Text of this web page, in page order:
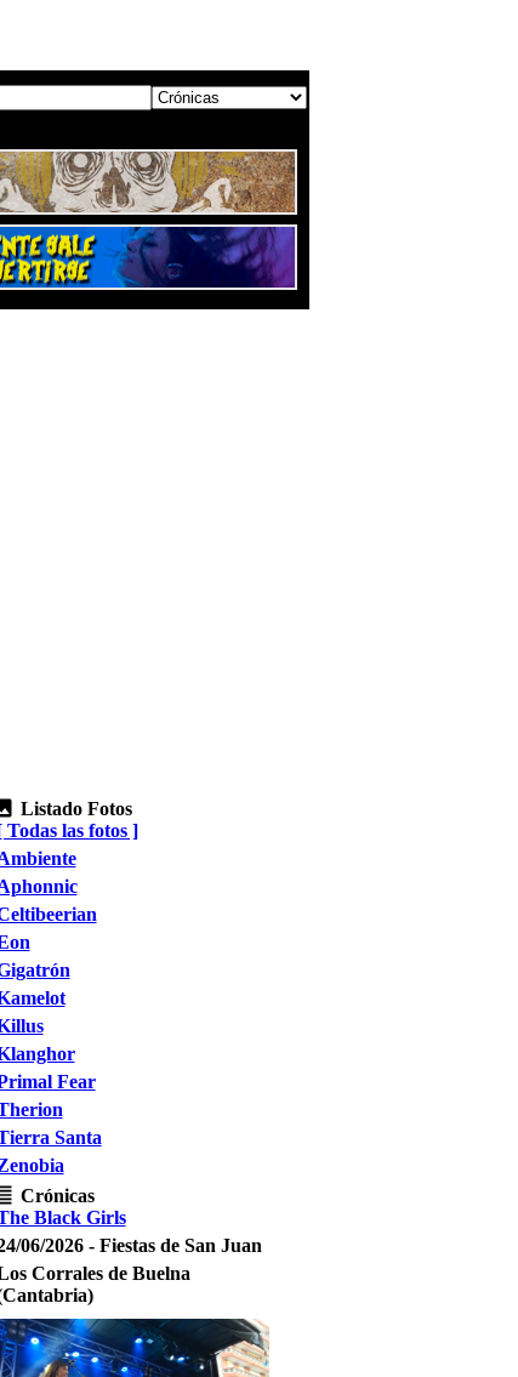
Listado Fotos
Todas las fotos ]
Fear
Santa
Crónicas
Black Girls
06/2026 - Fiestas de San Juan
Corrales de Buelna